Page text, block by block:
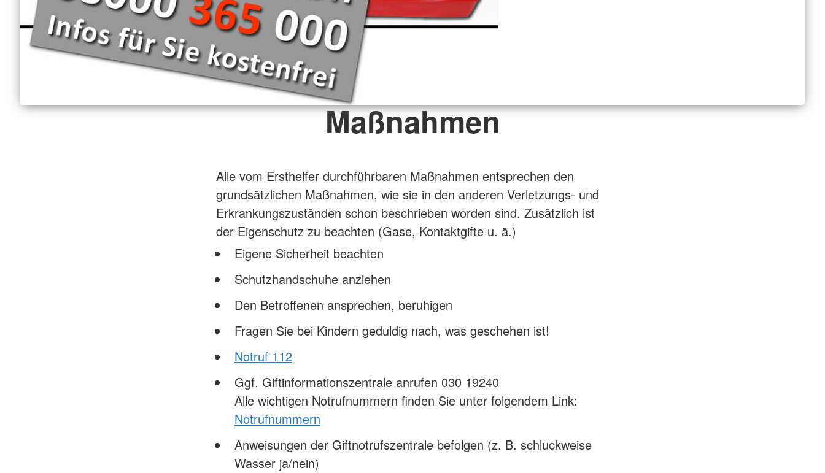
Maßnahmen
Alle vom Ersthelfer durchführbaren Maßnahmen entsprechen den
grundsätzlichen Maßnahmen, wie sie in den anderen Verletzungs- und
Erkrankungszuständen schon beschrieben worden sind. Zusätzlich ist
der Eigenschutz zu beachten (Gase, Kontaktgifte u. ä.)
Eigene Sicherheit beachten
Schutzhandschuhe anziehen
Den Betroffenen ansprechen, beruhigen
Fragen Sie bei Kindern geduldig nach, was geschehen ist!
Notruf 112
Ggf. Giftinformationszentrale anrufen 030 19240
Alle wichtigen Notrufnummern finden Sie unter folgendem Link:
Notrufnummern
Anweisungen der Giftnotrufszentrale befolgen (z. B. schluckweise
Wasser ja/nein)